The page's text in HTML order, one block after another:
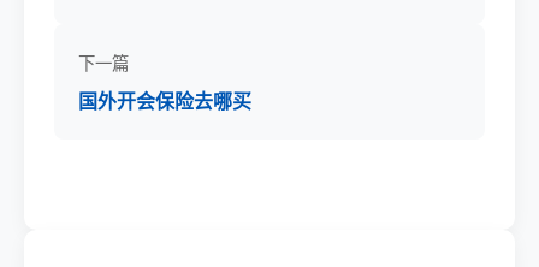
下一篇
国外开会保险去哪买